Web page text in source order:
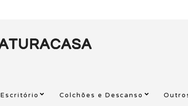
Escritório Colchões e Descanso